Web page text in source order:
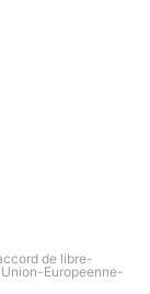
de libre-
Europeenne-